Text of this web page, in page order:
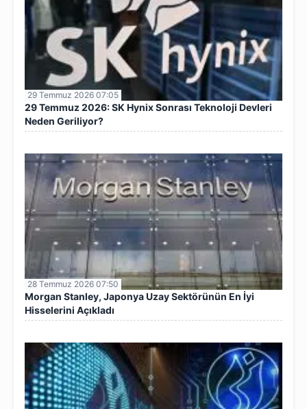
29 Temmuz 2026 07:05
29 Temmuz 2026: SK Hynix Sonrası Teknoloji Devleri
Neden Geriliyor?
28 Temmuz 2026 07:50
Morgan Stanley, Japonya Uzay Sektörünün En İyi
Hisselerini Açıkladı